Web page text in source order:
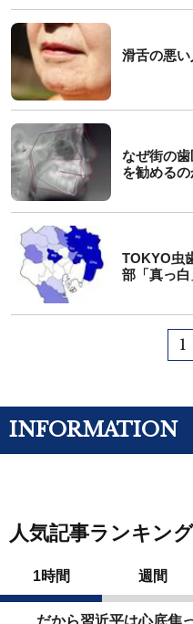
滑舌の悪
なぜ街の歯
を勧めるの
TOKYO虫
部「真っ白
1
INFORMATION
人気記事ランキング
1時間 週間
だから習近平は心底焦